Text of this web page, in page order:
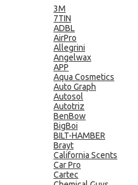
3M
7TIN
ADBL
AirPro
Allegrini
Angelwax
APP
Aqua Cosmetics
Auto Graph
Autosol
Autotriz
BenBow
BigBoi
BILT-HAMBER
Brayt
California Scents
Car Pro
Cartec